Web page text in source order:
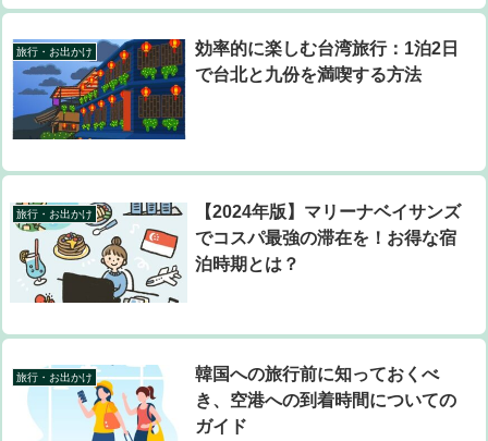
旅行・お出かけ
効率的に楽しむ台湾旅行：1泊2日
で台北と九份を満喫する方法
旅行・お出かけ
【2024年版】マリーナベイサンズ
でコスパ最強の滞在を！お得な宿
泊時期とは？
旅行・お出かけ
韓国への旅行前に知っておくべ
き、空港への到着時間についての
ガイド